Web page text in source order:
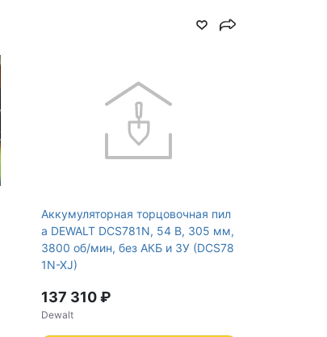
Аккумуляторная торцовочная пил
а DEWALT DCS781N, 54 В, 305 мм,
3800 об/мин, без АКБ и ЗУ (DCS78
1N-XJ)
137 310 ₽
Dewalt